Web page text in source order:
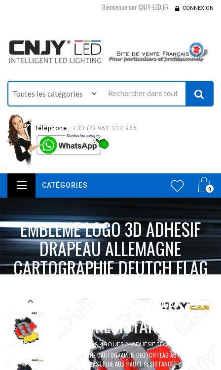
Bienvenue sur CNJY-LED.FR CONNEXION
Téléphone : +33 (0) 961 324 966
0
CATÉGORIES
EMBLEME LOGO 3D ADHESIF
DRAPEAU ALLEMAGNE
CARTOGRAPHIE DEUTCH FLAG
BADGE PLASTIQUE ABS
HAUTE RESISTANCE
ACCUEIL ACCESSOIRES 2 & 4 ROUES ADHÉSIF 3D
3D ADHESIF DRAPEAU ALLEMAGNE CARTOGRAPHIE DEUTCH FLAG AUTO ADHESIF
CHROME BADGE PLASTIQUE ABS HAUTE RESISTANCE